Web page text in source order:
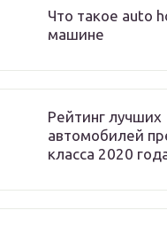
Что такое auto
машине
Рейтинг лучших
автомобилей
класса 2020